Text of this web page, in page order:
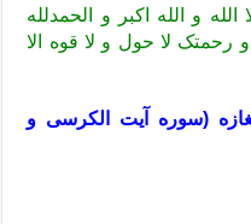
و الله اکبر و الحمدلله
رحمتک لا حول و لا قوه الا
(سوره آیت الکرسی و